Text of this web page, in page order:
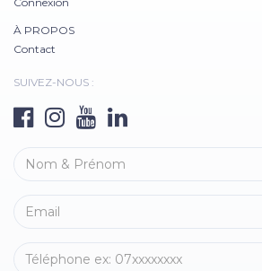
À PROPOS
Contact
SUIVEZ-NOUS :